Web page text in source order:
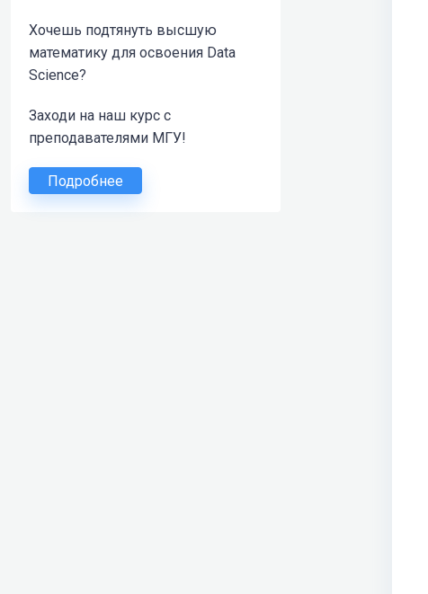
Хочешь подтянуть высшую
математику для освоения Data
Science?
Заходи на наш курс с
преподавателями МГУ!
Подробнее